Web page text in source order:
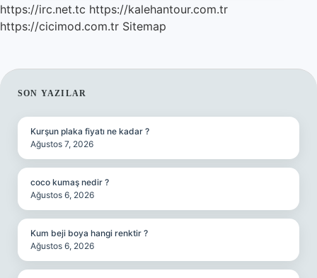
https://irc.net.tc https://kalehantour.com.tr
https://cicimod.com.tr Sitemap
SIDEBAR
SON YAZILAR
Kurşun plaka fiyatı ne kadar ?
Ağustos 7, 2026
coco kumaş nedir ?
Ağustos 6, 2026
Kum beji boya hangi renktir ?
Ağustos 6, 2026